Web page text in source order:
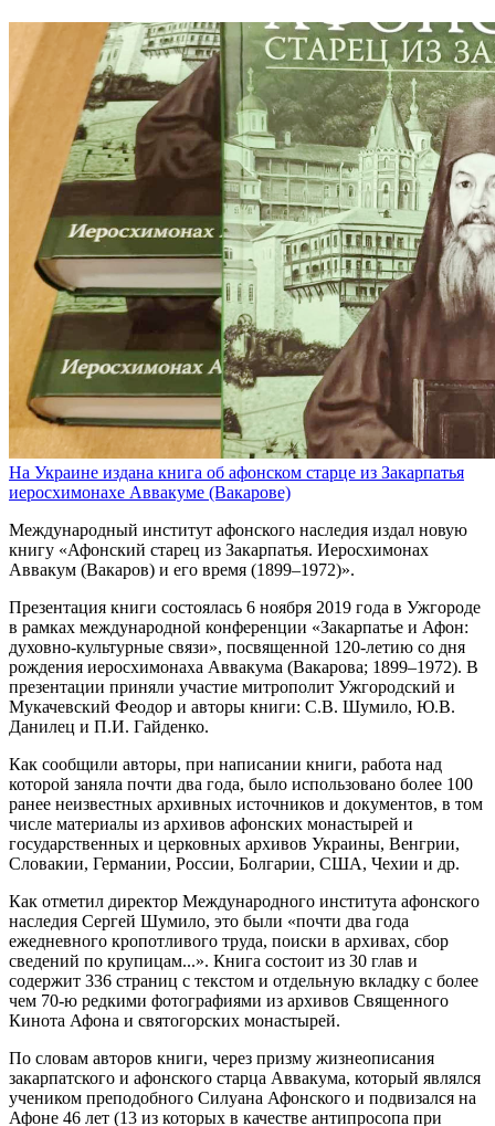
На Украине издана книга об афонском старце из Закарпатья
иеросхимонахе Аввакуме (Вакарове)
Международный институт афонского наследия издал новую
книгу «Афонский старец из Закарпатья. Иеросхимонах
Аввакум (Вакаров) и его время (1899–1972)».
Презентация книги состоялась 6 ноября 2019 года в Ужгороде
в рамках международной конференции «Закарпатье и Афон:
духовно-культурные связи», посвященной 120-летию со дня
рождения иеросхимонаха Аввакума (Вакарова; 1899–1972). В
презентации приняли участие митрополит Ужгородский и
Мукачевский Феодор и авторы книги: С.В. Шумило, Ю.В.
Данилец и П.И. Гайденко.
Как сообщили авторы, при написании книги, работа над
которой заняла почти два года, было использовано более 100
ранее неизвестных архивных источников и документов, в том
числе материалы из архивов афонских монастырей и
государственных и церковных архивов Украины, Венгрии,
Словакии, Германии, России, Болгарии, США, Чехии и др.
Как отметил директор Международного института афонского
наследия Сергей Шумило, это были «почти два года
ежедневного кропотливого труда, поиски в архивах, сбор
сведений по крупицам...». Книга состоит из 30 глав и
содержит 336 страниц с текстом и отдельную вкладку с более
чем 70-ю редкими фотографиями из архивов Священного
Кинота Афона и святогорских монастырей.
По словам авторов книги, через призму жизнеописания
закарпатского и афонского старца Аввакума, который являлся
учеником преподобного Силуана Афонского и подвизался на
Афоне 46 лет (13 из которых в качестве антипросопа при